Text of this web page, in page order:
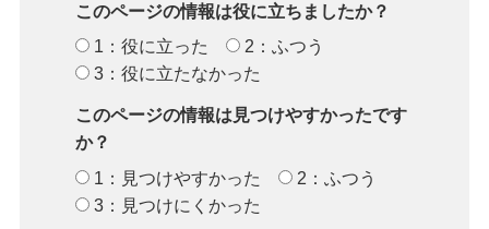
このページの情報は役に立ちましたか？
1：役に立った
2：ふつう
3：役に立たなかった
このページの情報は見つけやすかったです
か？
1：見つけやすかった
2：ふつう
3：見つけにくかった